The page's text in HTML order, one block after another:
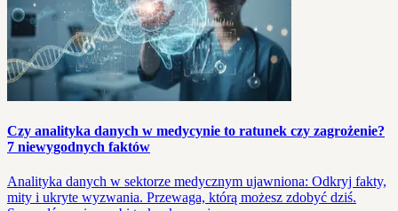
Czy analityka danych w medycynie to ratunek czy zagrożenie?
7 niewygodnych faktów
Analityka danych w sektorze medycznym ujawniona: Odkryj fakty,
mity i ukryte wyzwania. Przewaga, którą możesz zdobyć dziś.